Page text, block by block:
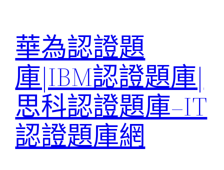
華為認證題
庫|IBM認證題庫|
思科認證題庫–IT
認證題庫網